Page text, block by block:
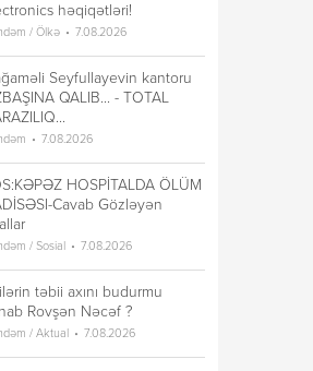
həqiqətləri!
/ Ölkə 7.08.2026
Seyfullayevin kantoru
QALIB... - TOTAL
7.08.2026
HOSPİTALDA ÖLÜM
Cavab Gözləyən
/ Sosial 7.08.2026
təbii axını budurmu
Rovşən Nəcəf ?
/ Aktual 7.08.2026